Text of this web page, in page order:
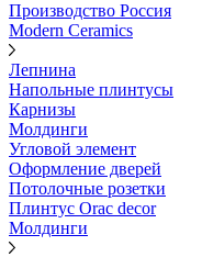
Производство Россия
Modern Ceramics
Лепнина
Напольные плинтусы
Карнизы
Молдинги
Угловой элемент
Оформление дверей
Потолочные розетки
Плинтус Orac decor
Молдинги